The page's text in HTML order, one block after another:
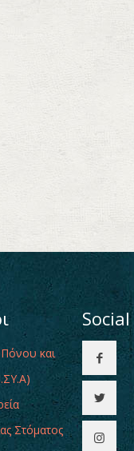
Πόνου και
Στόματος
Social